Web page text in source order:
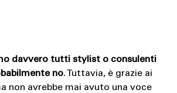
davvero tutti stylist o consulenti
no. Tuttavia, è grazie ai
non avrebbe mai avuto una voce